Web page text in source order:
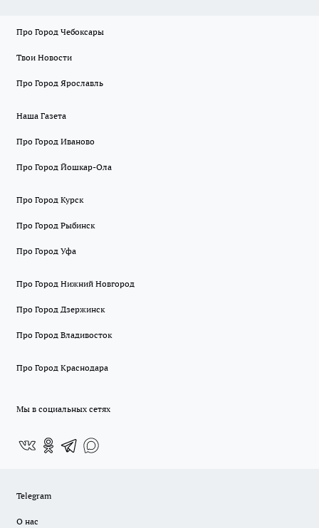
Про Город Чебоксары
Твои Новости
Про Город Ярославль
Наша Газета
Про Город Иваново
Про Город Йошкар-Ола
Про Город Курск
Про Город Рыбинск
Про Город Уфа
Про Город Нижний Новгород
Про Город Дзержинск
Про Город Владивосток
Про Город Краснодара
Мы в социальных сетях
Telegram
О нас